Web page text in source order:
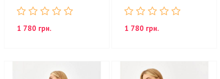
1 780 грн. 1 780 грн.